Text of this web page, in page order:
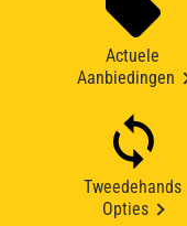
Actuele
Aanbiedingen
Tweedehands
Opties